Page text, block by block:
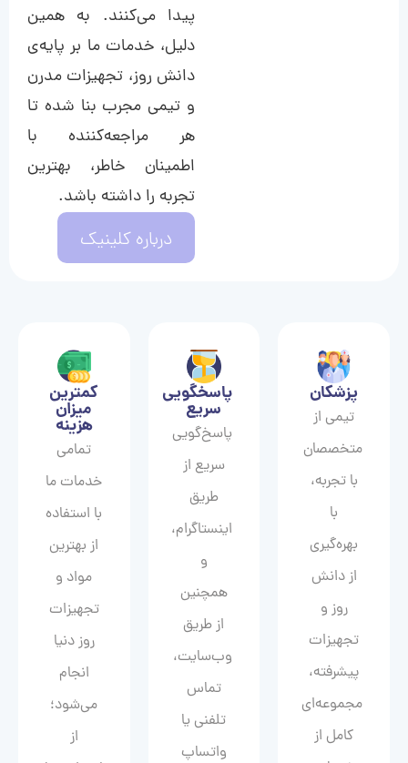
پیدا می‌کنند. به همین
دلیل، خدمات ما بر پایه‌ی
دانش روز، تجهیزات مدرن
و تیمی مجرب بنا شده تا
هر مراجعه‌کننده با
اطمینان خاطر، بهترین
تجربه را داشته باشد.
درباره کلینیک
پزشکان
تیمی از
متخصصان
با تجربه،
با
بهره‌گیری
از دانش
روز و
تجهیزات
پیشرفته،
مجموعه‌ای
کامل از
پاسخگویی
سریع
پاسخ‌گویی
سریع از
طریق
اینستاگرام،
و
همچنین
از طریق
وب‌سایت،
تماس
تلفنی یا
واتساپ
کمترین
میزان
هزینه
تمامی
خدمات ما
با استفاده
از بهترین
مواد و
تجهیزات
روز دنیا
انجام
می‌شود؛
از